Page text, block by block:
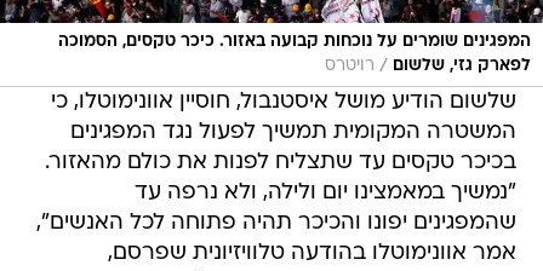
המפגינים שומרים על נוכחות קבועה באזור. כיכר טקסים, הסמוכה
לפארק גזי, שלשום
/ רויטרס
שלשום הודיע מושל איסטנבול, חוסיין אוונימוטלו, כי
המשטרה המקומית תמשיך לפעול נגד המפגינים
בכיכר טקסים עד שתצליח לפנות את כולם מהאזור.
"נמשיך במאמצינו יום ולילה, ולא נרפה עד
שהמפגינים יפונו והכיכר תהיה פתוחה לכל האנשים",
אמר אוונימוטלו בהודעה טלוויזיונית שפרסם,